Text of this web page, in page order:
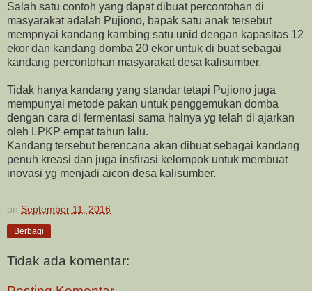
Salah satu contoh yang dapat dibuat percontohan di
masyarakat adalah Pujiono, bapak satu anak tersebut
mempnyai kandang kambing satu unid dengan kapasitas 12
ekor dan kandang domba 20 ekor untuk di buat sebagai
kandang percontohan masyarakat desa kalisumber.
Tidak hanya kandang yang standar tetapi Pujiono juga
mempunyai metode pakan untuk penggemukan domba
dengan cara di fermentasi sama halnya yg telah di ajarkan
oleh LPKP empat tahun lalu.
Kandang tersebut berencana akan dibuat sebagai kandang
penuh kreasi dan juga insfirasi kelompok untuk membuat
inovasi yg menjadi aicon desa kalisumber.
on September 11, 2016
Berbagi
Tidak ada komentar: